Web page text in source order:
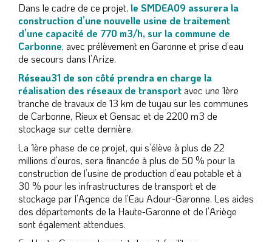
Dans le cadre de ce projet, le SMDEA09 assurera la
construction d’une nouvelle usine de traitement
d’une capacité de 770 m3/h, sur la commune de
Carbonne, avec prélèvement en Garonne et prise d’eau
de secours dans l’Arize.
Réseau31 de son côté prendra en charge la
réalisation des réseaux de transport avec une 1ère
tranche de travaux de 13 km de tuyau sur les communes
de Carbonne, Rieux et Gensac et de 2200 m3 de
stockage sur cette dernière.
La 1ère phase de ce projet, qui s’élève à plus de 22
millions d’euros, sera financée à plus de 50 % pour la
construction de l’usine de production d’eau potable et à
30 % pour les infrastructures de transport et de
stockage par l’Agence de l’Eau Adour-Garonne. Les aides
des départements de la Haute-Garonne et de l’Ariège
sont également attendues.